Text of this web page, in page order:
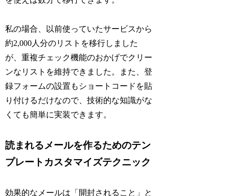
私の場合、以前使っていたサービスから
約2,000人分のリストを移行しました
が、重複チェック機能のおかげでクリー
ンなリストを維持できました。また、登
録フォームの設置もショートコードを貼
り付けるだけなので、技術的な知識がな
くても簡単に実装できます。
読まれるメールを作るためのテン
プレートカスタマイズテクニック
効果的なメールは「開封されること」と